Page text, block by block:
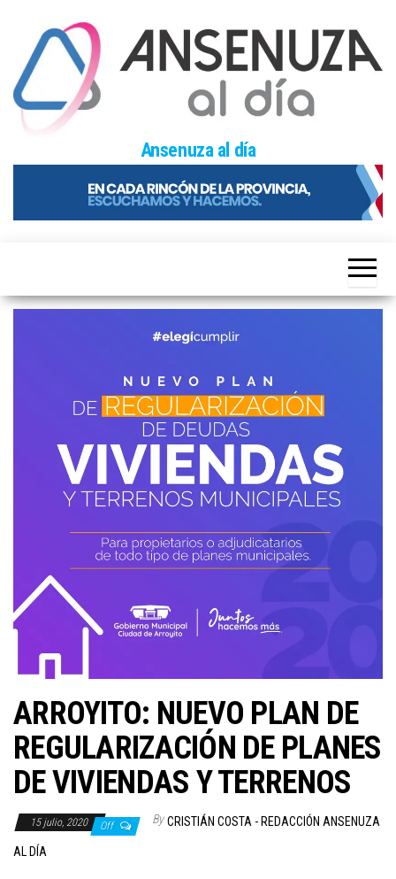
content
Ansenuza al día
ARROYITO: NUEVO PLAN DE
REGULARIZACIÓN DE PLANES
DE VIVIENDAS Y TERRENOS
15 julio, 2020 Off By CRISTIÁN COSTA - REDACCIÓN ANSENUZA
AL DÍA